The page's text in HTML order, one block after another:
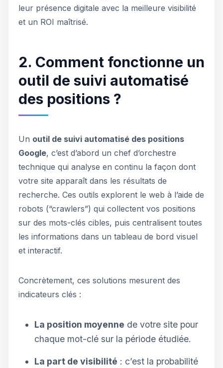
leur présence digitale avec la meilleure visibilité
et un ROI maîtrisé.
2. Comment fonctionne un
outil de suivi automatisé
des positions ?
Un outil de suivi automatisé des positions
Google, c’est d’abord un chef d’orchestre
technique qui analyse en continu la façon dont
votre site apparaît dans les résultats de
recherche. Ces outils explorent le web à l’aide de
robots (“crawlers”) qui collectent vos positions
sur des mots-clés cibles, puis centralisent toutes
les informations dans un tableau de bord visuel
et interactif.
Concrètement, ces solutions mesurent des
indicateurs clés :
La position moyenne de votre site pour
chaque mot-clé sur la période étudiée.
La part de visibilité : c’est la probabilité